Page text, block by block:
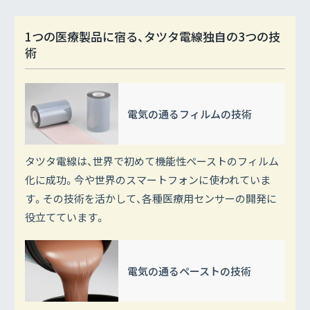
1つの医療製品に宿る、タツタ電線独自の3つの技
術
電気の通るフィルムの技術
タツタ電線は、世界で初めて機能性ペーストのフィルム
化に成功。今や世界のスマートフォンに使われていま
す。その技術を活かして、各種医療用センサーの開発に
役立てています。
電気の通るペーストの技術